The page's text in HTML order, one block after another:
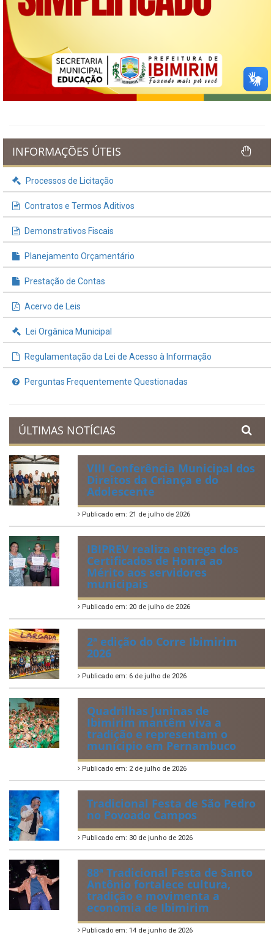
INFORMAÇÕES ÚTEIS
Processos de Licitação
Contratos e Termos Aditivos
Demonstrativos Fiscais
Planejamento Orçamentário
Prestação de Contas
Acervo de Leis
Lei Orgânica Municipal
Regulamentação da Lei de Acesso à Informação
Perguntas Frequentemente Questionadas
ÚLTIMAS NOTÍCIAS
VIII Conferência Municipal dos
Direitos da Criança e do
Adolescente
Publicado em: 21 de julho de 2026
IBIPREV realiza entrega dos
Certificados de Honra ao
Mérito aos servidores
municipais
Publicado em: 20 de julho de 2026
2ª edição do Corre Ibimirim
2026
Publicado em: 6 de julho de 2026
Quadrilhas Juninas de
Ibimirim mantêm viva a
tradição e representam o
munícipio em Pernambuco
Publicado em: 2 de julho de 2026
Tradicional Festa de São Pedro
no Povoado Campos
Publicado em: 30 de junho de 2026
88ª Tradicional Festa de Santo
Antônio fortalece cultura,
tradição e movimenta a
economia de Ibimirim
Publicado em: 14 de junho de 2026